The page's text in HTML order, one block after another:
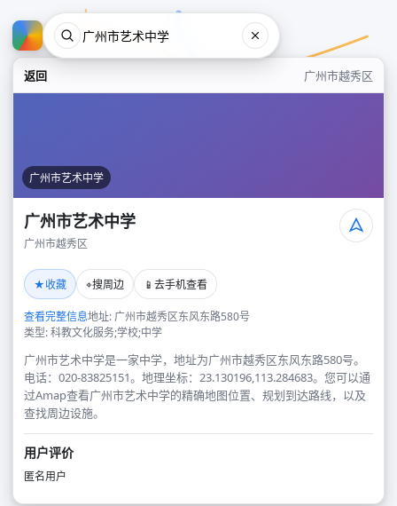
返回 广州市越秀区
广州市艺术中学
广州市艺术中学
广州市越秀区
★收藏 ⌖搜周边 📱 去手机查看
查看完整信息地址: 广州市越秀区东风东路580号
类型: 科教文化服务;学校;中学
广州市艺术中学是一家中学，地址为广州市越秀区东风东路580号。
电话：020-83825151。地理坐标：23.130196,113.284683。您可以通
过Amap查看广州市艺术中学的精确地图位置、规划到达路线，以及
查找周边设施。
用户评价
匿名用户